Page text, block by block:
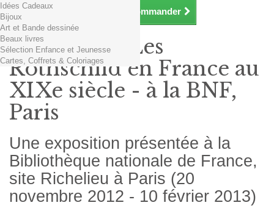
Continuer mes achats Commander
Idées Cadeaux
Bijoux
Art et Bande dessinée
Beaux livres
Sélection Enfance et Jeunesse
Cartes, Coffrets & Coloriages
Exposition Les
Rothschild en France au
XIXe siècle - à la BNF,
Paris
Une exposition présentée à la
Bibliothèque nationale de France,
site Richelieu à Paris (20
novembre 2012 - 10 février 2013)